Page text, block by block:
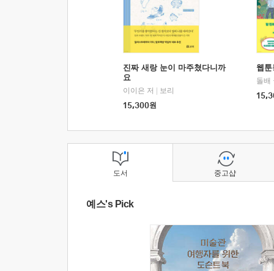
진짜 새랑 눈이 마주쳤다니까
요
이이은 저
보리
15,300원
웹
돌배
도서
예스's Pick
중고샵